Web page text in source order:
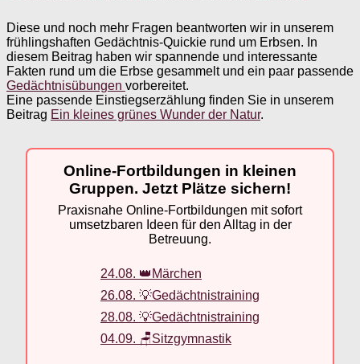
Diese und noch mehr Fragen beantworten wir in unserem
frühlingshaften Gedächtnis-Quickie rund um Erbsen. In
diesem Beitrag haben wir spannende und interessante
Fakten rund um die Erbse gesammelt und ein paar passende
Gedächtnisübungen vorbereitet.
Eine passende Einstiegserzählung finden Sie in unserem
Beitrag Ein kleines grünes Wunder der Natur.
Online-Fortbildungen in kleinen
Gruppen. Jetzt Plätze sichern!
Praxisnahe Online-Fortbildungen mit sofort
umsetzbaren Ideen für den Alltag in der
Betreuung.
24.08. 👑Märchen
26.08. 💡Gedächtnistraining
28.08. 💡Gedächtnistraining
04.09. 🪑Sitzgymnastik